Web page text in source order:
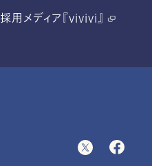
採用メディア『vivivi』